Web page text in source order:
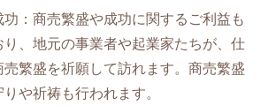
：商売繁盛や成功に関するご利益も
り、地元の事業者や起業家たちが、仕
売繁盛を祈願して訪れます。商売繁盛
や祈祷も行われます。